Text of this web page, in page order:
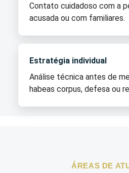
Contato cuidadoso com a
acusada ou com familiares.
Estratégia individual
Análise técnica antes de
habeas corpus, defesa ou
ÁREAS DE